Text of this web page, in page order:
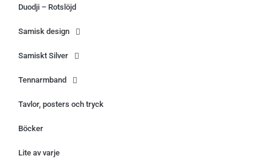
Duodji – Rotslöjd
Samisk design
Samiskt Silver
Tennarmband
Tavlor, posters och tryck
Böcker
Lite av varje